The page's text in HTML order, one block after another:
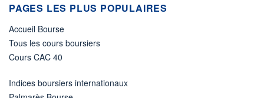
PAGES LES PLUS POPULAIRES
Accueil Bourse
Tous les cours boursiers
Cours CAC 40
Indices boursiers internationaux